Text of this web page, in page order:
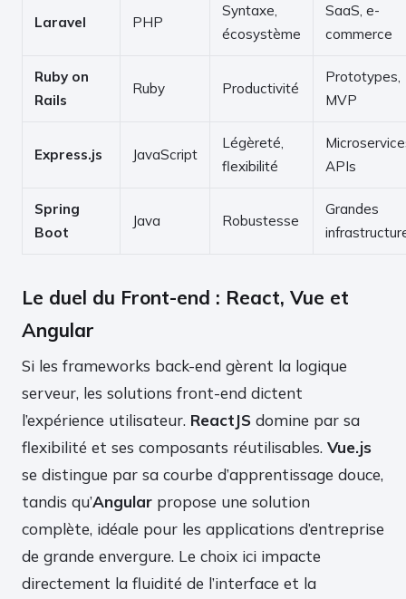
Laravel PHP
Syntaxe,
écosystème
SaaS, e-
commerce
Ruby on
Rails
Ruby Productivité
Prototypes,
MVP
Express.js JavaScript
Légèreté,
flexibilité
APIs
Spring
Boot
Java Robustesse
Grandes
Le duel du Front-end : React, Vue et
Angular
Si les frameworks back-end gèrent la logique
serveur, les solutions front-end dictent
l’expérience utilisateur. ReactJS domine par sa
flexibilité et ses composants réutilisables. Vue.js
se distingue par sa courbe d’apprentissage douce,
tandis qu’Angular propose une solution
complète, idéale pour les applications d’entreprise
de grande envergure. Le choix ici impacte
directement la fluidité de l’interface et la